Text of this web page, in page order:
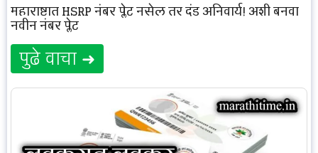
महाराष्ट्रात HSRP नंबर प्लेट नसेल तर दंड अनिवार्य! अशी बनवा
नवीन नंबर प्लेट
पुढे वाचा ➜